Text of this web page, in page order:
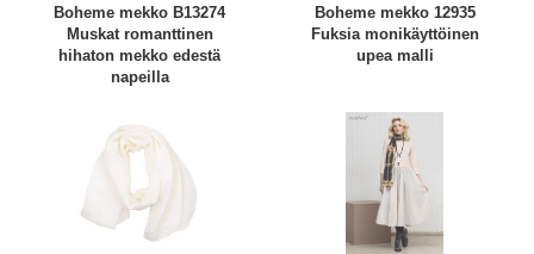
Boheme mekko B13274
Muskat romanttinen
hihaton mekko edestä
napeilla
Boheme mekko 12935
Fuksia monikäyttöinen
upea malli